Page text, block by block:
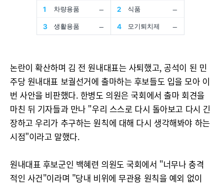
논란이 확산하며 김 전 원내대표는 사퇴했고, 공석이 된 민
주당 원내대표 보궐선거에 출마하는 후보들도 입을 모아 이
번 사안을 비판했다. 한병도 의원은 국회에서 출마 회견을
마친 뒤 기자들과 만나 "우리 스스로 다시 돌아보고 다시 긴
장하고 우리가 추구하는 원칙에 대해 다시 생각해봐야 하는
시점"이라고 말했다.
원내대표 후보군인 백혜련 의원도 국회에서 "너무나 충격
적인 사건"이라며 "당내 비위에 무관용 원칙을 예외 없이